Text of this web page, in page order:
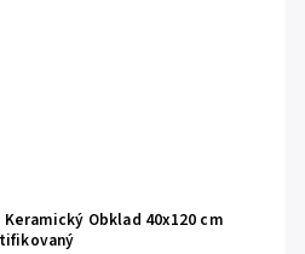
Keramický Obklad 40x120 cm